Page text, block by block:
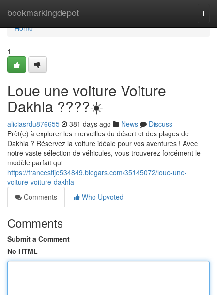
bookmarkingdepot
Home
Home
1
Loue une voiture Voiture
Dakhla ????☀️
aliciasrdu876655 381 days ago News
Discuss
Prêt(e) à explorer les merveilles du désert et des plages de
Dakhla ? Réservez la voiture idéale pour vos aventures ! Avec
notre vaste sélection de véhicules, vous trouverez forcément le
modèle parfait qui
https://francesflje534849.blogars.com/35145072/loue-une-
voiture-voiture-dakhla
Comments
Who Upvoted
Comments
Submit a Comment
No HTML